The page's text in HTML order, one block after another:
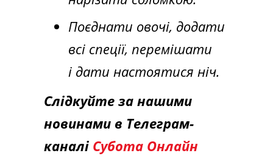
Поєднати овочі, додати
всі спеції, перемішати
і дати настоятися ніч.
Слідкуйте за нашими
новинами в Телеграм-
каналі Субота Онлайн